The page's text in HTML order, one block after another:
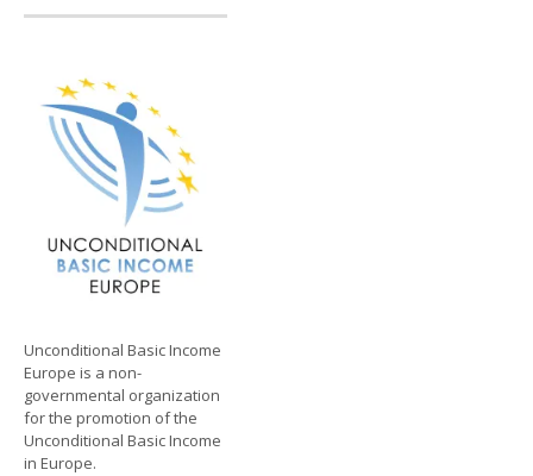
Unconditional Basic Income
Europe is a non-
governmental organization
for the promotion of the
Unconditional Basic Income
in Europe.